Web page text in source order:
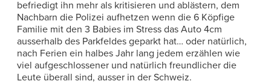
befriedigt ihn mehr als kritisieren und ablästern, dem
Nachbarn die Polizei aufhetzen wenn die 6 Köpfige
Familie mit den 3 Babies im Stress das Auto 4cm
ausserhalb des Parkfeldes geparkt hat… oder natürlich,
nach Ferien ein halbes Jahr lang jedem erzählen wie
viel aufgeschlossener und natürlich freundlicher die
Leute überall sind, ausser in der Schweiz.